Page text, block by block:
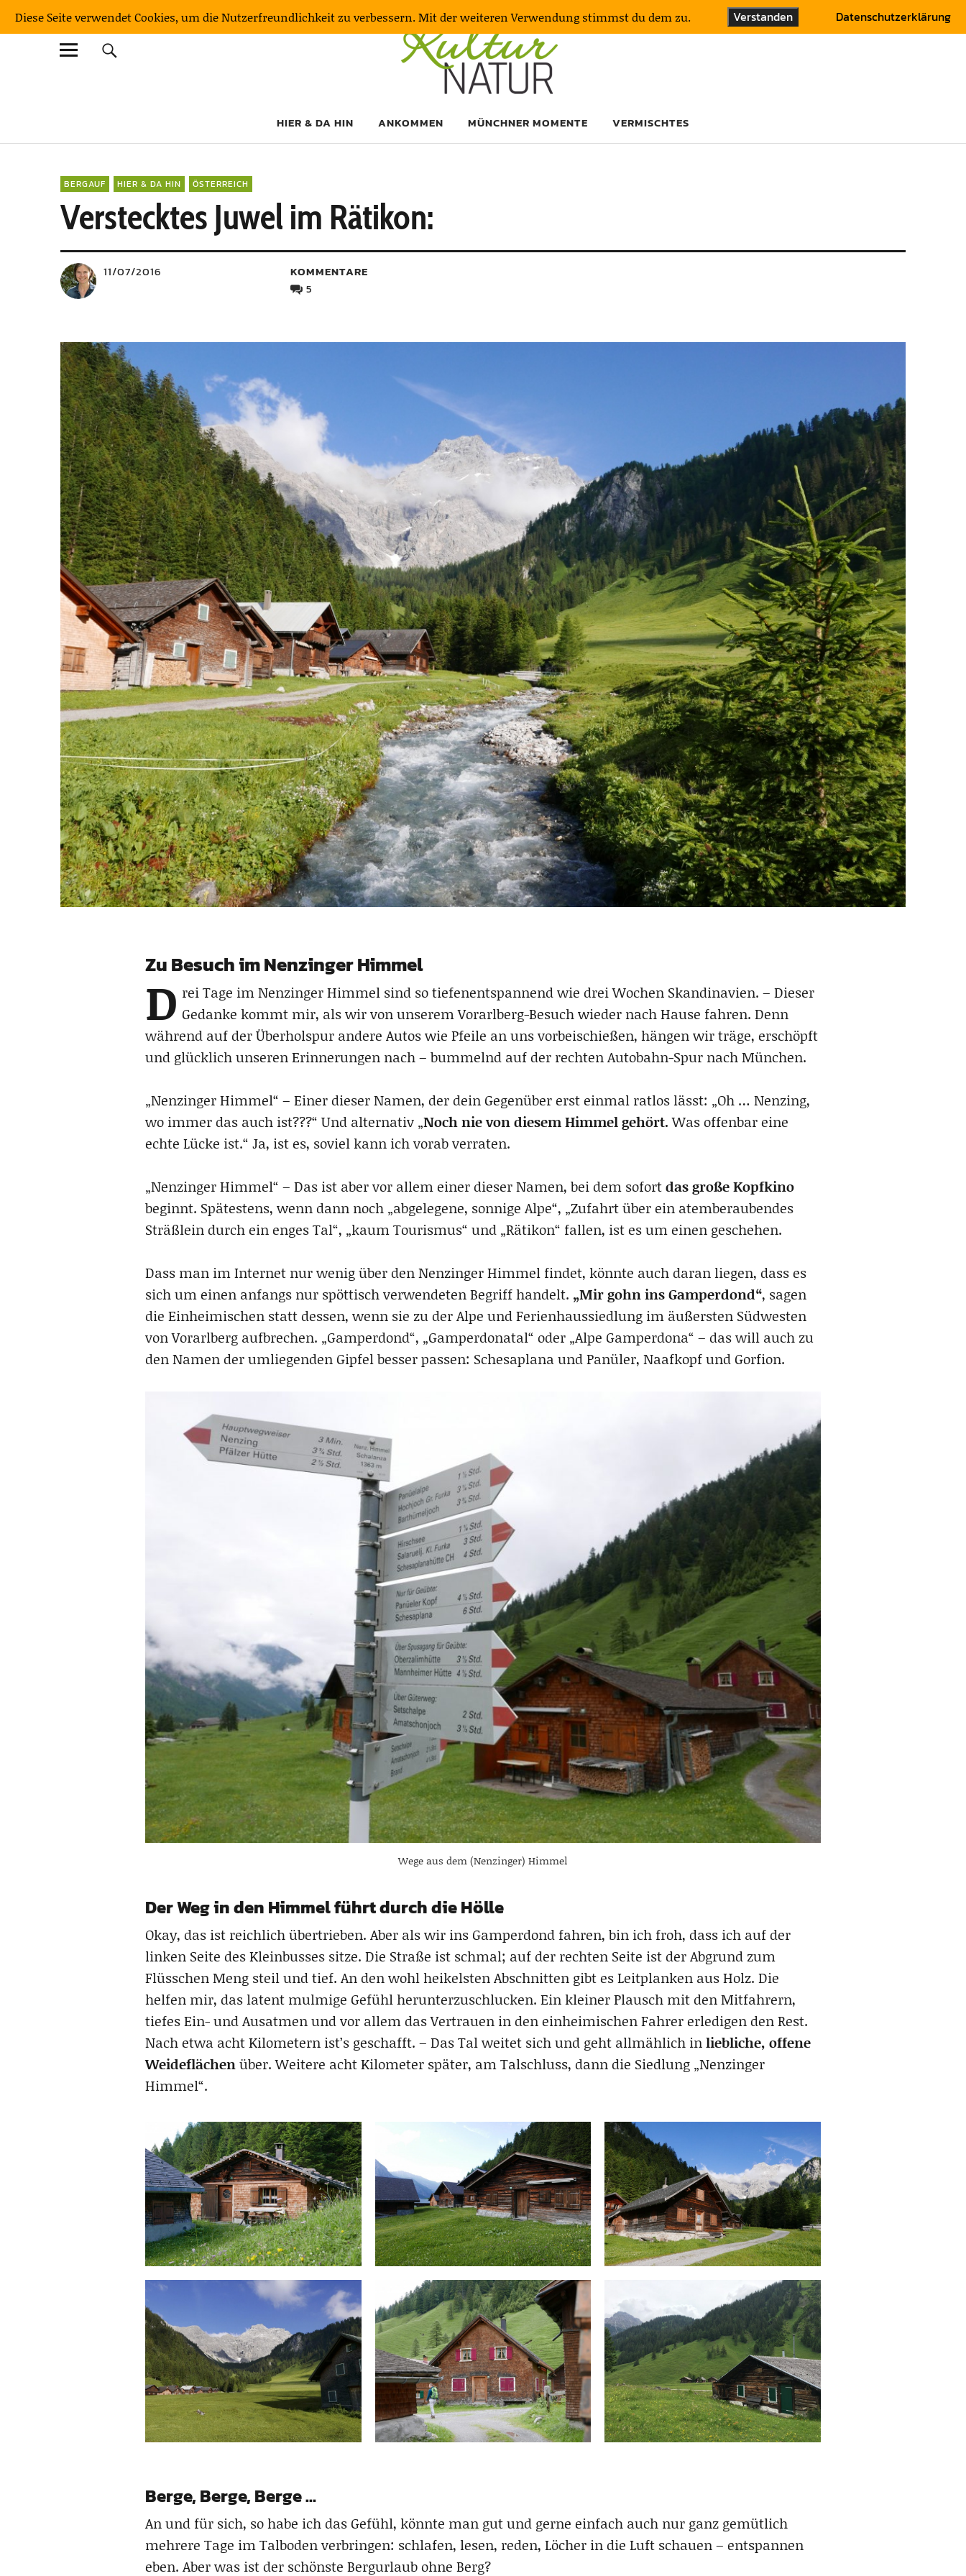
KulturNatur
HIER & DA HIN ANKOMMEN MÜNCHNER MOMENTE VERMISCHTES
BERGAUF HIER & DA HIN ÖSTERREICH
Verstecktes Juwel im Rätikon:
11/07/2016
KOMMENTARE
5
Zu Besuch im Nenzinger Himmel
D rei Tage im Nenzinger Himmel sind so tiefenentspannend wie drei Wochen Skandinavien. – Dieser
Gedanke kommt mir, als wir von unserem Vorarlberg-Besuch wieder nach Hause fahren. Denn
während auf der Überholspur andere Autos wie Pfeile an uns vorbeischießen, hängen wir träge, erschöpft
und glücklich unseren Erinnerungen nach – bummelnd auf der rechten Autobahn-Spur nach München.
„Nenzinger Himmel“ – Einer dieser Namen, der dein Gegenüber erst einmal ratlos lässt: „Oh … Nenzing,
wo immer das auch ist???“ Und alternativ „Noch nie von diesem Himmel gehört.Was offenbar eine
echte Lücke ist.“ Ja, ist es, soviel kann ich vorab verraten.
„Nenzinger Himmel“ – Das ist aber vor allem einer dieser Namen, bei dem sofortdas große Kopfkino
beginnt. Spätestens, wenn dann noch „abgelegene, sonnige Alpe“, „Zufahrt über ein atemberaubendes
Sträßlein durch ein enges Tal“, „kaum Tourismus“ und „Rätikon“ fallen, ist es um einen geschehen.
Dass man im Internet nur wenig über den Nenzinger Himmel findet, könnte auch daran liegen, dass es
sich um einen anfangs nur spöttisch verwendeten Begriff handelt. „Mir gohn ins Gamperdond“, sagen
die Einheimischen statt dessen, wenn sie zu der Alpe und Ferienhaussiedlung im äußersten Südwesten
von Vorarlberg aufbrechen. „Gamperdond“, „Gamperdonatal“ oder „Alpe Gamperdona“ – das will auch zu
den Namen der umliegenden Gipfel besser passen: Schesaplana und Panüler, Naafkopf und Gorfion.
Wege aus dem (Nenzinger) Himmel
Der Weg in den Himmel führt durch die Hölle
Okay, das ist reichlich übertrieben. Aber als wir ins Gamperdond fahren, bin ich froh, dass ich auf der
linken Seite des Kleinbusses sitze. Die Straße ist schmal; auf der rechten Seite ist der Abgrund zum
Flüsschen Meng steil und tief. An den wohl heikelsten Abschnitten gibt es Leitplanken aus Holz. Die
helfen mir, das latent mulmige Gefühl herunterzuschlucken. Ein kleiner Plausch mit den Mitfahrern,
tiefes Ein- und Ausatmen und vor allem das Vertrauen in den einheimischen Fahrer erledigen den Rest.
Nach etwa acht Kilometern ist’s geschafft. – Das Tal weitet sich und geht allmählich inliebliche, offene
Weideflächenüber. Weitere acht Kilometer später, am Talschluss, dann die Siedlung „Nenzinger
Himmel“.
Berge, Berge, Berge …
An und für sich, so habe ich das Gefühl, könnte man gut und gerne einfach auch nur ganz gemütlich
mehrere Tage im Talboden verbringen: schlafen, lesen, reden, Löcher in die Luft schauen – entspannen
eben. Aber was ist der schönste Bergurlaub ohne Berg?
Diese Seite verwendet Cookies, um die Nutzerfreundlichkeit zu verbessern. Mit der weiteren Verwendung stimmst du dem zu. Verstanden Datenschutzerklärung